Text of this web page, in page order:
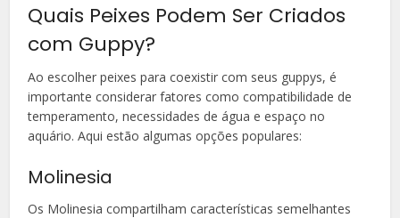
Quais Peixes Podem Ser Criados
com Guppy?
Ao escolher peixes para coexistir com seus guppys, é
importante considerar fatores como compatibilidade de
temperamento, necessidades de água e espaço no
aquário. Aqui estão algumas opções populares:
Molinesia
Os Molinesia compartilham características semelhantes